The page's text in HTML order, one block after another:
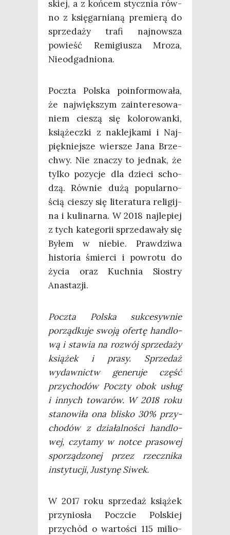
skiej, a z koń­cem stycz­nia rów­
no z księ­gar­nia­ną pre­mie­rą do
sprze­da­ży tra­fi naj­now­sza
powieść Remi­giu­sza Mro­za,
Nieodgadniona.
Pocz­ta Pol­ska poin­for­mo­wa­ła,
że naj­więk­szym zain­te­re­so­wa­
niem cie­szą się kolo­ro­wan­ki,
ksią­żecz­ki z naklej­ka­mi i Naj­
pięk­niej­sze wier­sze Jana Brze­
chwy. Nie zna­czy to jed­nak, że
tyl­ko pozy­cje dla dzie­ci scho­
dzą. Rów­nie dużą popu­lar­no­
ścią cie­szy się lite­ra­tu­ra reli­gij­
na i kuli­nar­na. W 2018 naj­le­piej
z tych kate­go­rii sprze­da­wa­ły się
Byłem w nie­bie. Praw­dzi­wa
histo­ria śmier­ci i powro­tu do
życia oraz Kuch­nia Sio­stry
Anastazji.
Pocz­ta Pol­ska suk­ce­syw­nie
porząd­ku­je swo­ją ofer­tę han­dlo­
wą i sta­wia na roz­wój sprze­da­ży
ksią­żek i pra­sy. Sprze­daż
wydaw­nictw gene­ru­je część
przy­cho­dów Pocz­ty obok usług
i innych towa­rów. W 2018 roku
sta­no­wi­ła ona bli­sko 30% przy­
cho­dów z dzia­łal­no­ści han­dlo­
wej, czy­ta­my w not­ce pra­so­wej
spo­rzą­dzo­nej przez rzecz­ni­ka
insty­tu­cji, Justy­nę Siwek.
W 2017 roku sprze­daż ksią­żek
przy­nio­sła Poczcie Pol­skiej
przy­chód o war­to­ści 115 milio­